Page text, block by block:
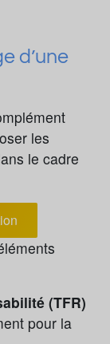
d’une
les
le cadre
(TFR)
pour la